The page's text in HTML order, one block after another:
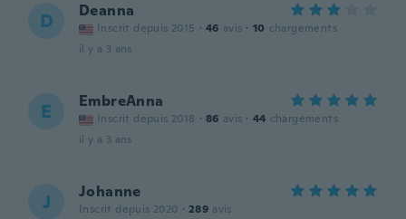
D Deanna
Inscrit depuis 2015 · 46 avis · 10 chargements
il y a 3 ans
E EmbreAnna
Inscrit depuis 2018 · 86 avis · 44 chargements
il y a 3 ans
J Johanne
Inscrit depuis 2020 · 289 avis